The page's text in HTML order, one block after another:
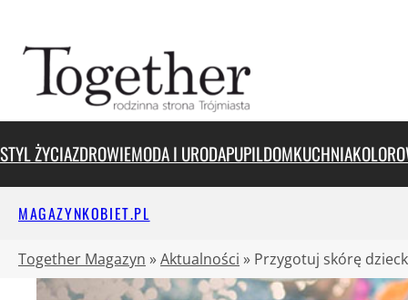
treści
STYL ŻYCIAZDROWIEMODA I URODAPUPILDOMKUCHNIA
MAGAZYNKOBIET.PL
Together Magazyn »Aktualności » Przygotuj skórę